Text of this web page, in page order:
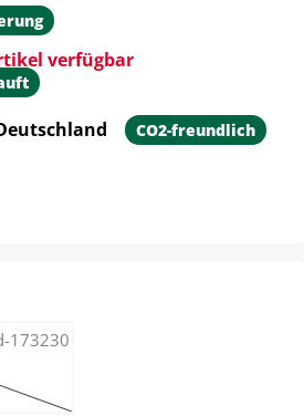
verfügbar
CO2-freundlich
anzeigen
ist zurzeit nicht verfügbar.)